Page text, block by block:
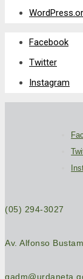
Facebook
Twitter
Instagram
(05) 294-3027
Av. Alfonso